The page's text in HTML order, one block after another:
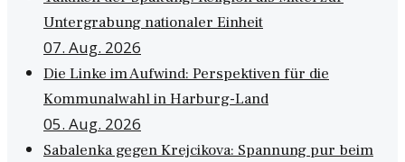
Untergrabung nationaler Einheit
07. Aug. 2026
Die Linke im Aufwind: Perspektiven für die
Kommunalwahl in Harburg-Land
05. Aug. 2026
Sabalenka gegen Krejcikova: Spannung pur beim